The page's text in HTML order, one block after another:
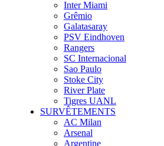
Inter Miami
Grêmio
Galatasaray
PSV Eindhoven
Rangers
SC Internacional
Sao Paulo
Stoke City
River Plate
Tigres UANL
SURVÊTEMENTS
AC Milan
Arsenal
Argentine